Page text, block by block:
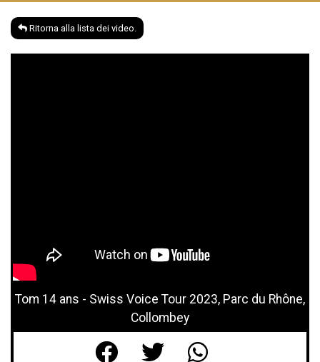
Ritorna alla lista dei video.
Tom 14 ans - Swiss Voice Tour 2023, Parc du Rhône,
Collombey